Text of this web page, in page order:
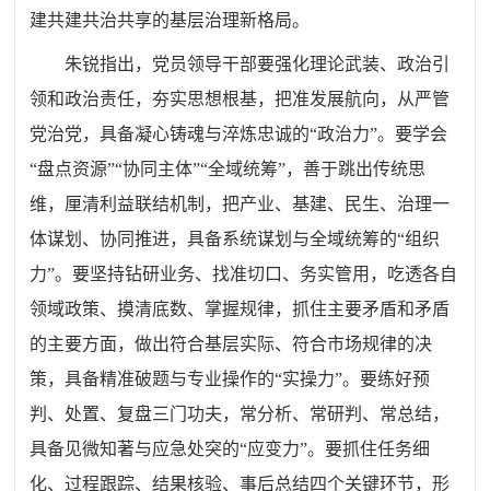
建共建共治共享的基层治理新格局。
朱锐指出，党员领导干部要强化理论武装、政治引
领和政治责任，夯实思想根基，把准发展航向，从严管
党治党，具备凝心铸魂与淬炼忠诚的“政治力”。要学会
“盘点资源”“协同主体”“全域统筹”，善于跳出传统思
维，厘清利益联结机制，把产业、基建、民生、治理一
体谋划、协同推进，具备系统谋划与全域统筹的“组织
力”。要坚持钻研业务、找准切口、务实管用，吃透各自
领域政策、摸清底数、掌握规律，抓住主要矛盾和矛盾
的主要方面，做出符合基层实际、符合市场规律的决
策，具备精准破题与专业操作的“实操力”。要练好预
判、处置、复盘三门功夫，常分析、常研判、常总结，
具备见微知著与应急处突的“应变力”。要抓住任务细
化、过程跟踪、结果核验、事后总结四个关键环节，形